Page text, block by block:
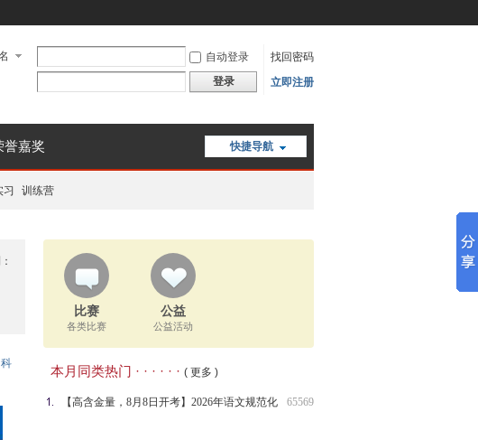
自动登录
找回密码
登录 立即注册
快捷导航
誉嘉奖
习 训练营
比赛
各类比赛
公益
公益活动
本月同类热门 · · · · · · ( 更多 )
65569
【高含金量，8月8日开考】2026年语文规范化